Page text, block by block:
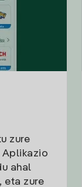
zure
Aplikazio
ahal
eta zure